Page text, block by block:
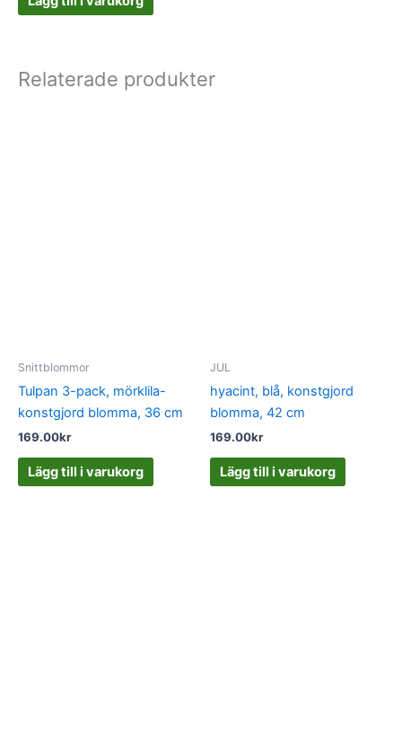
Relaterade produkter
Snittblommor
Tulpan 3-pack, mörklila-
konstgjord blomma, 36 cm
169.00kr
Lägg till i varukorg
JUL
hyacint, blå, konstgjord
blomma, 42 cm
169.00kr
Lägg till i varukorg